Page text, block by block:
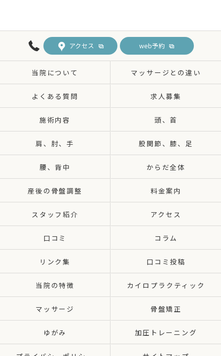
アクセス web予約
当院について マッサージとの違い
よくある質問 求人募集
施術内容 頭、首
肩、肘、手 股関節、膝、足
腰、背中 からだ全体
産後の骨盤調整 料金案内
スタッフ紹介 アクセス
口コミ コラム
リンク集 口コミ投稿
当院の特徴 カイロプラクティック
マッサージ 骨盤矯正
ゆがみ 加圧トレーニング